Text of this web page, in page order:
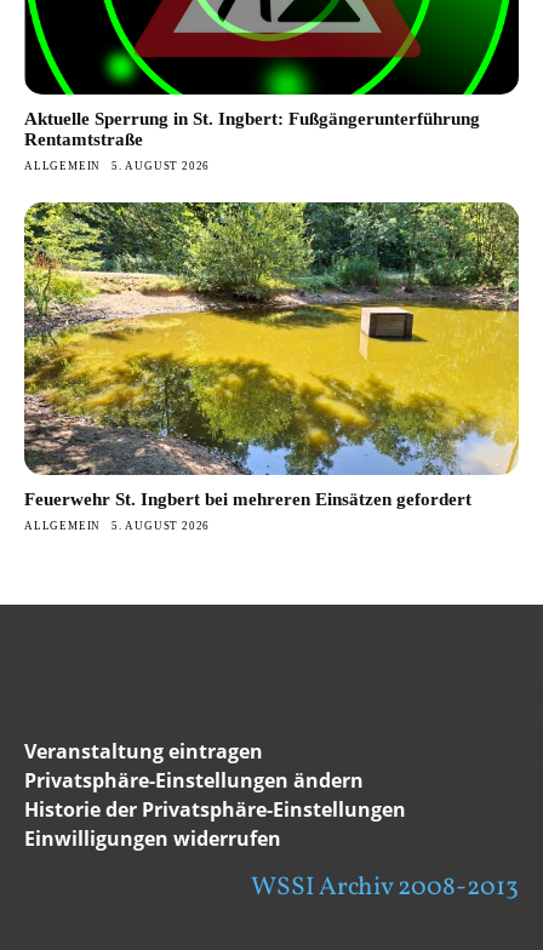
Aktuelle Sperrung in St. Ingbert: Fußgängerunterführung
Rentamtstraße
ALLGEMEIN 5. AUGUST 2026
Feuerwehr St. Ingbert bei mehreren Einsätzen gefordert
ALLGEMEIN 5. AUGUST 2026
Veranstaltung eintragen
Privatsphäre-Einstellungen ändern
Historie der Privatsphäre-Einstellungen
Einwilligungen widerrufen
WSSI Archiv 2008-2013